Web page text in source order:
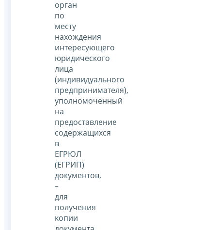
орган
по
месту
нахождения
интересующего
юридического
лица
(индивидуального
предпринимателя),
уполномоченный
на
предоставление
содержащихся
в
ЕГРЮЛ
(ЕГРИП)
документов,
–
для
получения
копии